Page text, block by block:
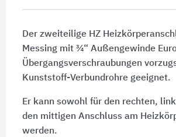
Der zweiteilige HZ
Messing mit ¾“ Außengewinde
Übergangsverschraubungen
Kunststoff-Verbundrohre geeignet.
Er kann sowohl für den rechten,
den mittigen Anschluss am
werden.